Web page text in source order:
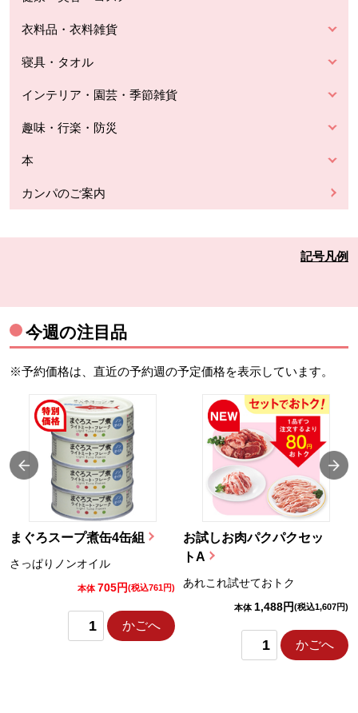
衣料品・衣料雑貨
寝具・タオル
インテリア・園芸・季節雑貨
趣味・行楽・防災
本
カンパのご案内
記号凡例
今週の注目品
※予約価格は、直近の予約週の予定価格を表示しています。
まぐろスープ煮缶4缶組
さっぱりノンオイル
本体 705円(税込761円)
かごへ
お試しお肉パクパクセッ
トA
あれこれ試せておトク
本体 1,488円(税込1,607円)
かごへ